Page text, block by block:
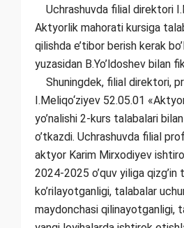
Uchrashuvda filial direktori
Aktyorlik mahorati kursiga
qilishda e’tibor berish kerak
yuzasidan B.Yo’ldoshev bilan
Shuningdek, filial direktori,
I.Meliqo‘ziyev 52.05.01
yo’nalishi 2-kurs talabalari
o’tkazdi. Uchrashuvda filial
aktyor Karim Mirxodiyev
2024-2025 o’quv yiliga qizg’in
ko’rilayotganligi, talabalar
maydonchasi qilinayotganligi,